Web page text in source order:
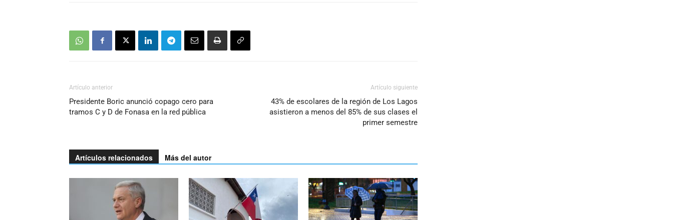
Artículo anterior
Presidente Boric anunció copago cero para
tramos C y D de Fonasa en la red pública
Artículo siguiente
43% de escolares de la región de Los Lagos
asistieron a menos del 85% de sus clases el
primer semestre
Artículos relacionados Más del autor